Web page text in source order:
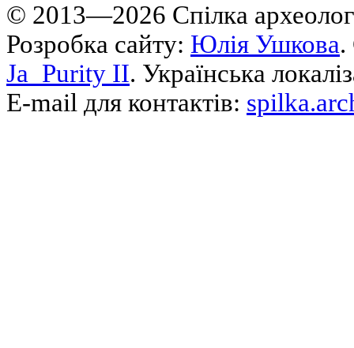
© 2013—2026 Cпілка
Розробка сайту: Юлія Ушкова.
Ja_Purity II. Українська
E-mail для контактів: